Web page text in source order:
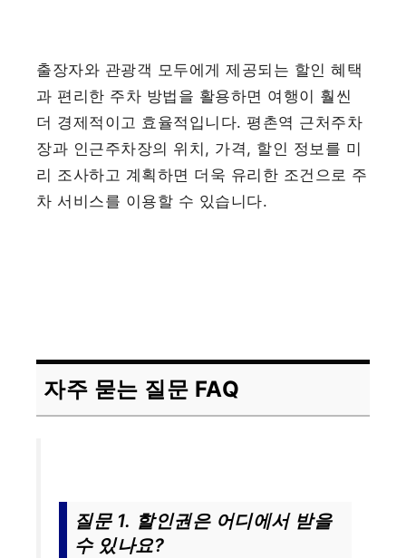
출장자와 관광객 모두에게 제공되는 할인 혜택
과 편리한 주차 방법을 활용하면 여행이 훨씬
더 경제적이고 효율적입니다. 평촌역 근처주차
장과 인근주차장의 위치, 가격, 할인 정보를 미
리 조사하고 계획하면 더욱 유리한 조건으로 주
차 서비스를 이용할 수 있습니다.
자주 묻는 질문 FAQ
질문 1. 할인권은 어디에서 받을
수 있나요?